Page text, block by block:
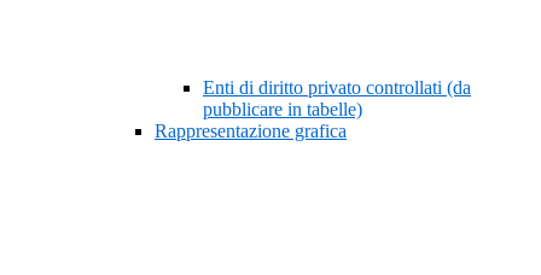
Enti di diritto privato controllati (da
pubblicare in tabelle)
Rappresentazione grafica